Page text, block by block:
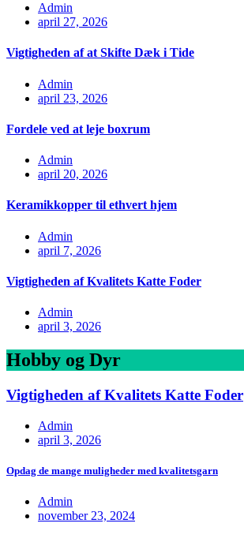
Admin
april 27, 2026
Vigtigheden af at Skifte Dæk i Tide
Admin
april 23, 2026
Fordele ved at leje boxrum
Admin
april 20, 2026
Keramikkopper til ethvert hjem
Admin
april 7, 2026
Vigtigheden af Kvalitets Katte Foder
Admin
april 3, 2026
Hobby og Dyr
Vigtigheden af Kvalitets Katte Foder
Admin
april 3, 2026
Opdag de mange muligheder med kvalitetsgarn
Admin
november 23, 2024